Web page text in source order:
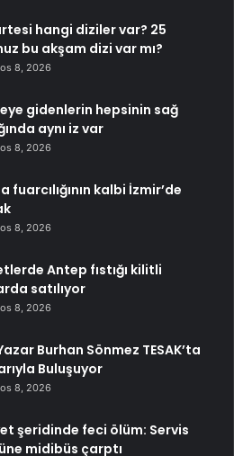
hangi diziler var? 25
bu akşam dizi var mı?
8, 2026
gidenlerin hepsinin sağ
aynı iz var
8, 2026
fuarcılığının kalbi İzmir’de
8, 2026
Antep fıstığı kilitli
satılıyor
8, 2026
Burhan Sönmez TESAK’ta
Buluşuyor
8, 2026
şeridinde feci ölüm: Servis
midibüs çarptı